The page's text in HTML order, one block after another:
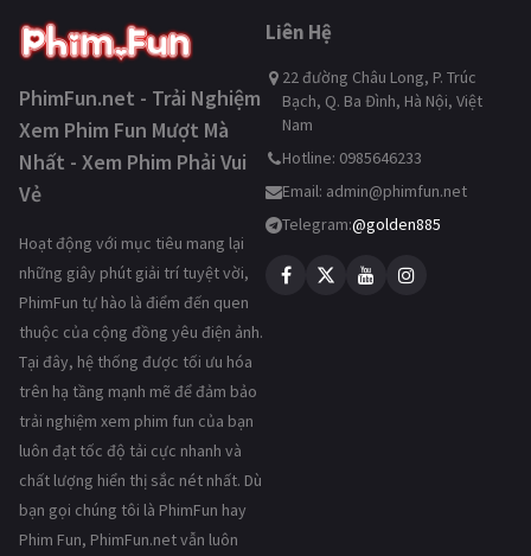
PhimFun.net - Trải Nghiệm
Xem Phim Fun Mượt Mà
Nhất - Xem Phim Phải Vui
Vẻ
Hoạt động với mục tiêu mang lại
những giây phút giải trí tuyệt vời,
PhimFun tự hào là điểm đến quen
thuộc của cộng đồng yêu điện ảnh.
Tại đây, hệ thống được tối ưu hóa
trên hạ tầng mạnh mẽ để đảm bảo
trải nghiệm xem phim fun của bạn
luôn đạt tốc độ tải cực nhanh và
chất lượng hiển thị sắc nét nhất. Dù
bạn gọi chúng tôi là PhimFun hay
Phim Fun, PhimFun.net vẫn luôn
Liên Hệ
22 đường Châu Long, P. Trúc
Bạch, Q. Ba Đình, Hà Nội, Việt
Nam
Hotline: 0985646233
Email: admin@phimfun.net
Telegram:@golden885